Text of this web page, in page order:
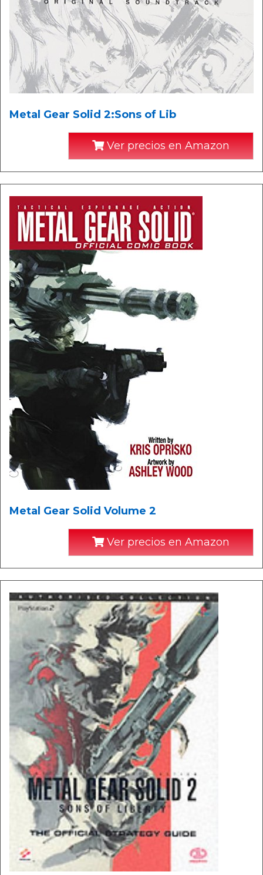
Metal Gear Solid 2:Sons of Lib
Ver precios en Amazon
Metal Gear Solid Volume 2
Ver precios en Amazon